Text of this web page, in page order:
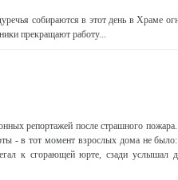
собираются в этот день в Храме
прекращают работу...
репортажей после страшного
- в тот момент взрослых дома не было:
к сгорающей юрте, сзади услышал